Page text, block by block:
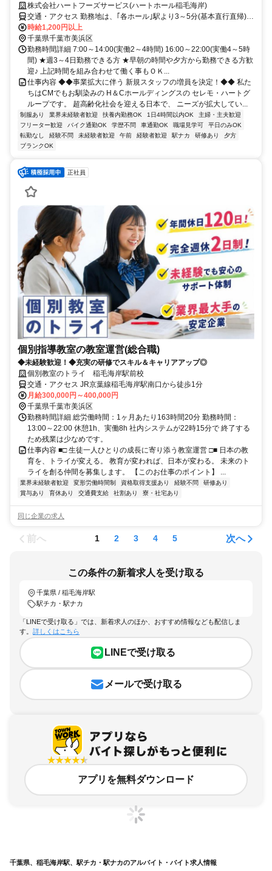
株式会社ハートフーズサービス(ハートホール稲毛海岸)
交通・アクセス 勤務地は、｢各ホール｣駅より3～5分(基本直行直帰)の
駅近現場多数
時給1,200円以上
千葉県千葉市美浜区
勤務時間詳細 7:00～14:00(実働2～4時間) 16:00～22:00(実働4～5時
間) ★週3～4日勤務できる方 ★早朝の時間や夕方から勤務できる方歓
迎♪ 上記時間を組み合わせて働く事もＯＫ...
仕事内容 ◆◆事業拡大に伴う 新規スタッフの増員を決定！◆◆ 私た
ちはCMでもお馴染みの H＆Cホールディングスの セレモ・ハートグ
ループです。 超高齢化社会を迎える日本で、 ニーズが拡大してい...
制服あり 業界未経験者歓迎 扶養内勤務OK 1日4時間以内OK
主婦・主夫歓迎
フリーター歓迎
バイク通勤OK 学歴不問 車通勤OK 職場見学可
平日のみOK
転勤なし
経験不問 未経験者歓迎 午前 経験者歓迎 駅ナカ 研修あり
夕方
ブランクOK
正社員
個別指導教室の教室運営(総合職)
◆未経験歓迎！◆充実の研修でスキル＆キャリアアップ◎
個別教室のトライ 稲毛海岸駅前校
交通・アクセス JR京葉線稲毛海岸駅南口から徒歩1分
月給300,000円～400,000円
千葉県千葉市美浜区
勤務時間詳細 総労働時間：1ヶ月あたり163時間20分 勤務時間：
13:00～22:00 休憩1h、実働8h 社内システムが22時15分で 終了する
ため残業は少なめです。
仕事内容 ■□ 生徒一人ひとりの成長に寄り添う教室運営 □■ 日本の教
育を、トライが変える。 教育が変われば、日本が変わる。 未来のト
ライを創る仲間を募集します。 【このお仕事のポイント】 ...
業界未経験者歓迎 変形労働時間制 資格取得支援あり 経験不問
研修あり
賞与あり
育休あり 交通費支給 社割あり 寮・社宅あり
同じ企業の求人
前へ 1 2 3 4 5 次へ
この条件の新着求人を受け取る
千葉県 / 稲毛海岸駅
駅チカ・駅ナカ
「LINEで受け取る」では、新着求人のほか、おすすめ情報なども配信しま
す。 詳しくはこちら
LINEで受け取る
メールで受け取る
アプリを無料ダウンロード
千葉県、稲毛海岸駅、駅チカ・駅ナカのアルバイト・バイト求人情報